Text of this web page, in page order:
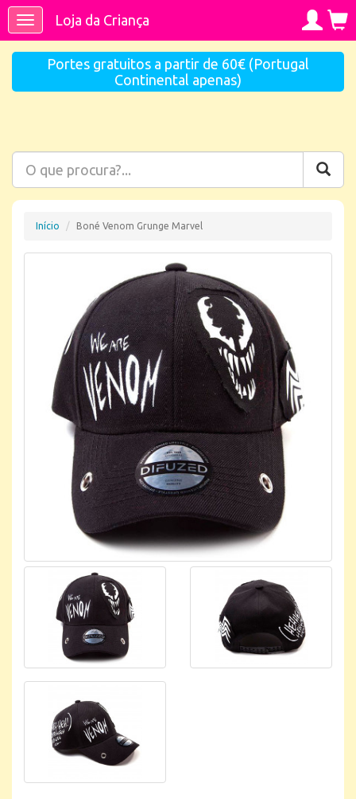
ToggleLoja da Criança
Portes gratuitos a partir de 60€ (Portugal
Continental apenas)
Início Boné Venom Grunge Marvel